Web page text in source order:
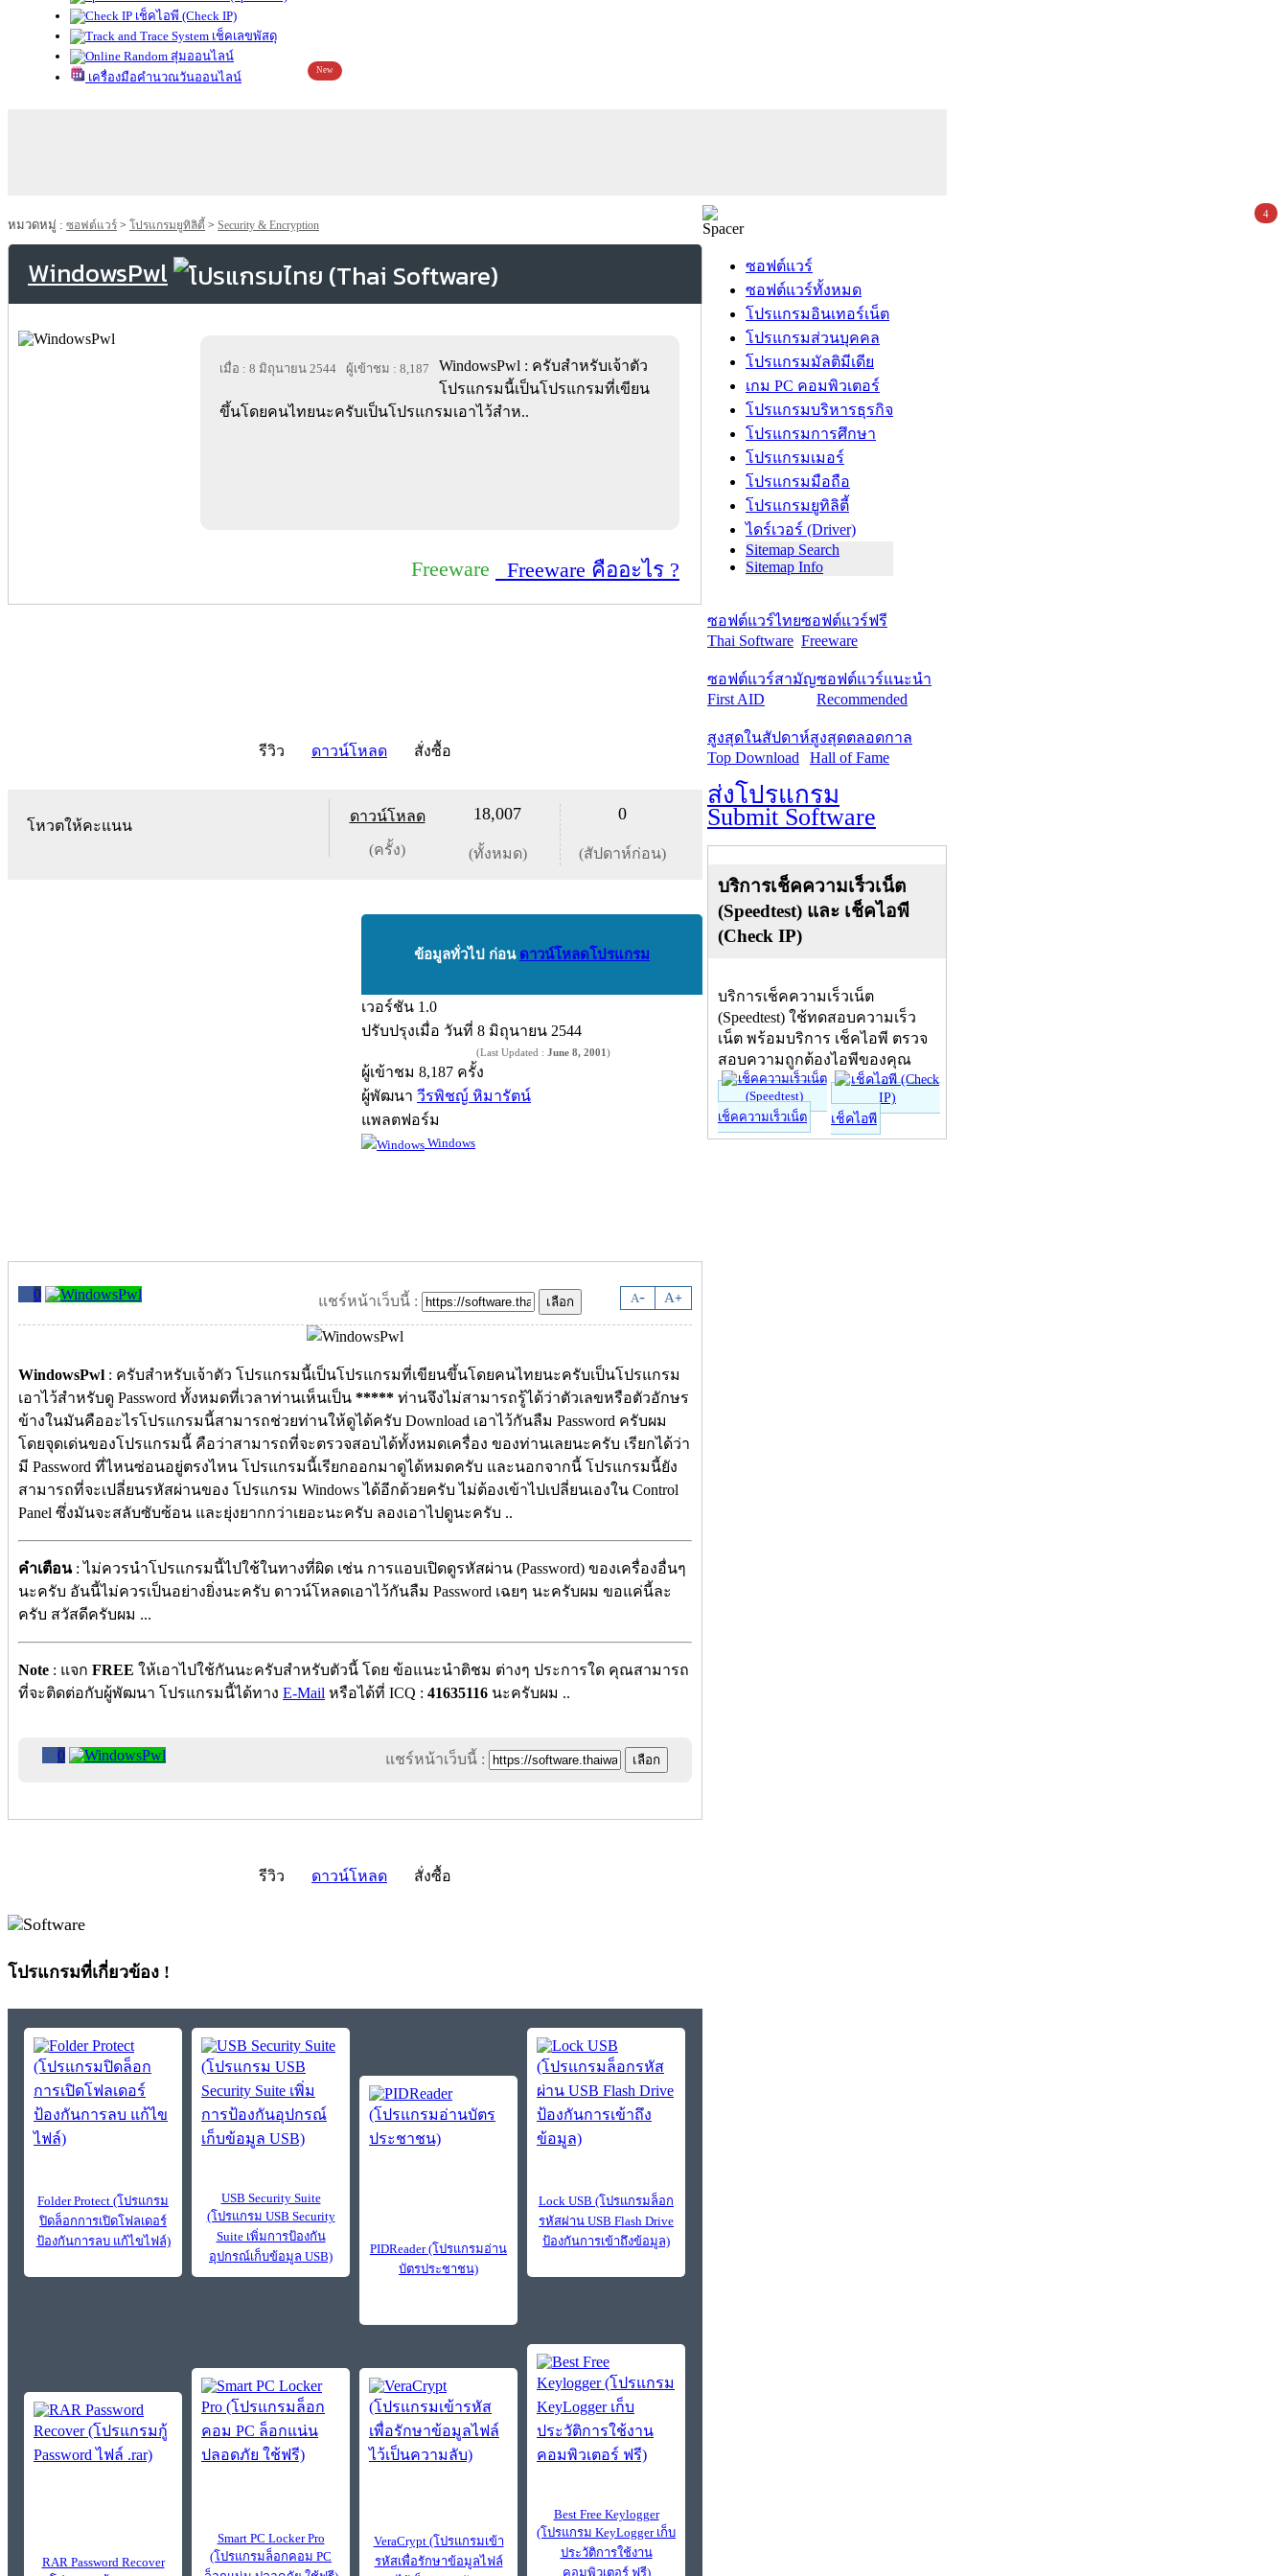
เช็คไอพี (Check IP)
เช็คเลขพัสดุ
สุ่มออนไลน์
เครื่องมือคำนวณวันออนไลน์
New
หมวดหมู่ : ซอฟต์แวร์ > โปรแกรมยูทิลิตี้ > Security & Encryption
WindowsPwl
เมื่อ : 8 มิถุนายน 2544 ผู้เข้าชม : 8,187
WindowsPwl : ครับสำหรับเจ้าตัว
โปรแกรมนี้เป็นโปรแกรมที่เขียน
ขึ้นโดยคนไทยนะครับเป็นโปรแกรมเอาไว้สำห..
Freeware Freeware คืออะไร ?
รีวิว ดาวน์โหลด สั่งซื้อ
โหวตให้คะแนน
ดาวน์โหลด
(ครั้ง)
18,007
(ทั้งหมด)
0
(สัปดาห์ก่อน)
ข้อมูลทั่วไป ก่อน ดาวน์โหลดโปรแกรม
เวอร์ชัน 1.0
ปรับปรุงเมื่อ วันที่ 8 มิถุนายน 2544
(Last Updated : June 8, 2001 )
ผู้เข้าชม 8,187 ครั้ง
ผู้พัฒนา วีรพิชญ์ หิมารัตน์
แพลตฟอร์ม
Windows
0 A- A+
แชร์หน้าเว็บนี้ :
WindowsPwl : ครับสำหรับเจ้าตัว โปรแกรมนี้เป็นโปรแกรมที่เขียนขึ้นโดยคนไทยนะครับเป็นโปรแกรม
เอาไว้สำหรับดู Password ทั้งหมดที่เวลาท่านเห็นเป็น ***** ท่านจึงไม่สามารถรู้ได้ว่าตัวเลขหรือตัวอักษร
ข้างในมันคืออะไรโปรแกรมนี้สามารถช่วยท่านให้ดูได้ครับ Download เอาไว้กันลืม Password ครับผม
โดยจุดเด่นของโปรแกรมนี้ คือว่าสามารถที่จะตรวจสอบได้ทั้งหมดเครื่อง ของท่านเลยนะครับ เรียกได้ว่า
มี Password ที่ไหนซ่อนอยู่ตรงไหน โปรแกรมนี้เรียกออกมาดูได้หมดครับ และนอกจากนี้ โปรแกรมนี้ยัง
สามารถที่จะเปลี่ยนรหัสผ่านของ โปรแกรม Windows ได้อีกด้วยครับ ไม่ต้องเข้าไปเปลี่ยนเองใน Control
Panel ซึ่งมันจะสลับซับซ้อน และยุ่งยากกว่าเยอะนะครับ ลองเอาไปดูนะครับ ..
คำเตือน: ไม่ควรนำโปรแกรมนี้ไปใช้ในทางที่ผิด เช่น การแอบเปิดดูรหัสผ่าน (Password) ของเครื่องอื่นๆ
นะครับ อันนี้ไม่ควรเป็นอย่างยิ่งนะครับ ดาวน์โหลดเอาไว้กันลืม Password เฉยๆ นะครับผม ขอแค่นี้ละ
ครับ สวัสดีครับผม ...
Note : แจก FREE ให้เอาไปใช้กันนะครับสำหรับตัวนี้ โดย ข้อแนะนำติชม ต่างๆ ประการใด คุณสามารถ
ที่จะติดต่อกับผู้พัฒนา โปรแกรมนี้ได้ทาง E-Mail หรือได้ที่ ICQ : 41635116 นะครับผม ..
0 แชร์หน้าเว็บนี้ :
รีวิว ดาวน์โหลด สั่งซื้อ
โปรแกรมที่เกี่ยวข้อง !
Folder Protect (โปรแกรม
ปิดล็อกการเปิดโฟลเดอร์
ป้องกันการลบ แก้ไขไฟล์)
USB Security Suite
(โปรแกรม USB Security
Suite เพิ่มการป้องกัน
อุปกรณ์เก็บข้อมูล USB)
PIDReader (โปรแกรมอ่าน
บัตรประชาชน)
Lock USB (โปรแกรมล็อก
รหัสผ่าน USB Flash Drive
ป้องกันการเข้าถึงข้อมูล)
RAR Password Recover
Smart PC Locker Pro
(โปรแกรมล็อกคอม PC
VeraCrypt (โปรแกรมเข้า
รหัสเพื่อรักษาข้อมูลไฟล์
Best Free Keylogger
(โปรแกรม KeyLogger เก็บ
ประวัติการใช้งาน
คอมพิวเตอร์ ฟรี)
ซอฟต์แวร์
ซอฟต์แวร์ทั้งหมด
โปรแกรมอินเทอร์เน็ต
โปรแกรมส่วนบุคคล
โปรแกรมมัลติมีเดีย
เกม PC คอมพิวเตอร์
โปรแกรมบริหารธุรกิจ
โปรแกรมการศึกษา
โปรแกรมเมอร์
โปรแกรมมือถือ
โปรแกรมยูทิลิตี้
ไดร์เวอร์ (Driver)
Sitemap Search
Sitemap Info
ซอฟต์แวร์ไทย
Thai Software
ซอฟต์แวร์ฟรี
Freeware
ซอฟต์แวร์สามัญ
First AID
ซอฟต์แวร์แนะนำ
Recommended
สูงสุดในสัปดาห์
Top Download
สูงสุดตลอดกาล
Hall of Fame
ส่งโปรแกรม
Submit Software
บริการเช็คความเร็วเน็ต
(Speedtest) และ เช็คไอพี
(Check IP)
บริการเช็คความเร็วเน็ต
(Speedtest) ใช้ทดสอบความเร็ว
เน็ต พร้อมบริการ เช็คไอพี ตรวจ
สอบความถูกต้องไอพีของคุณ
เช็คความเร็วเน็ต เช็คไอพี
4